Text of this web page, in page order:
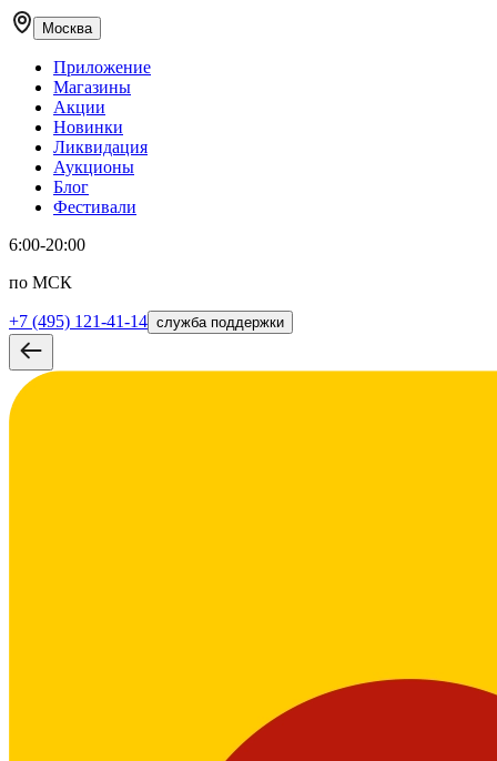
Москва
Приложение
Магазины
Акции
Новинки
Ликвидация
Аукционы
Блог
Фестивали
6:00-20:00
по МСК
+7 (495) 121-41-14 служба поддержки